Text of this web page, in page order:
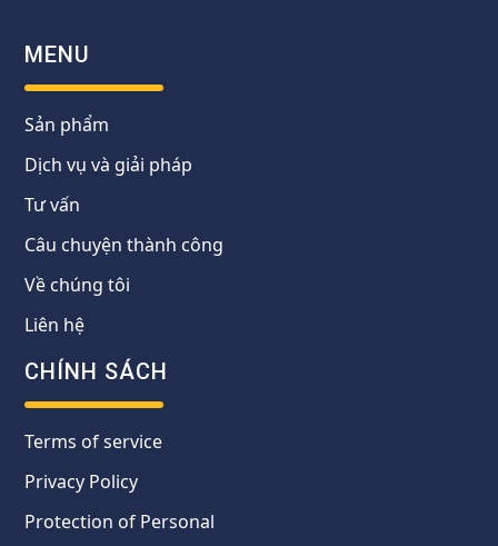
MENU
Sản phẩm
Dịch vụ và giải pháp
Tư vấn
Câu chuyện thành công
Về chúng tôi
Liên hệ
CHÍNH SÁCH
Terms of service
Privacy Policy
Protection of Personal